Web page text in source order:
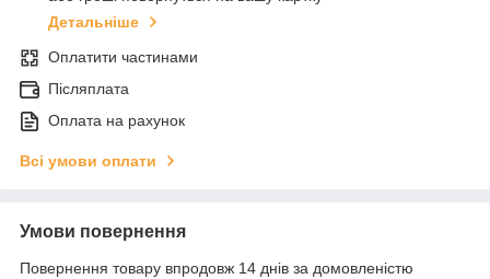
Детальніше
Оплатити частинами
Післяплата
Оплата на рахунок
Всі умови оплати
Умови повернення
Повернення товару впродовж 14 днів за домовленістю